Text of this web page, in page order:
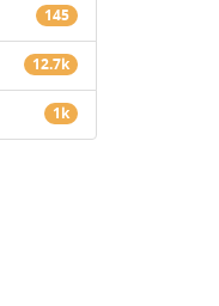
145
12.7k
1k